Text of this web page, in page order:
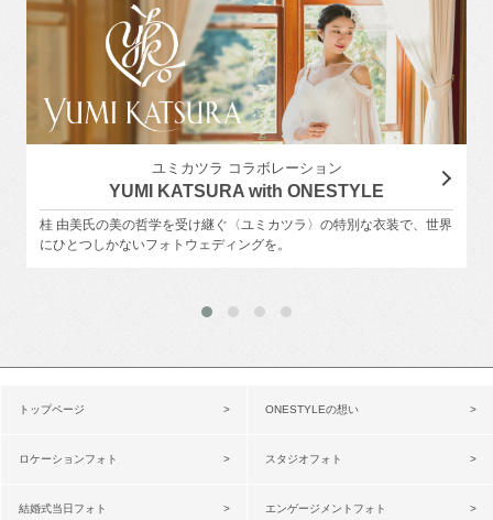
ユミカツラ コラボレーション
YUMI KATSURA with ONESTYLE
桂 由美氏の美の哲学を受け継ぐ〈ユミカツラ〉の特別な衣装で、世界
にひとつしかないフォトウェディングを。
トップページ ONESTYLEの想い
ロケーションフォト スタジオフォト
結婚式当日フォト エンゲージメントフォト